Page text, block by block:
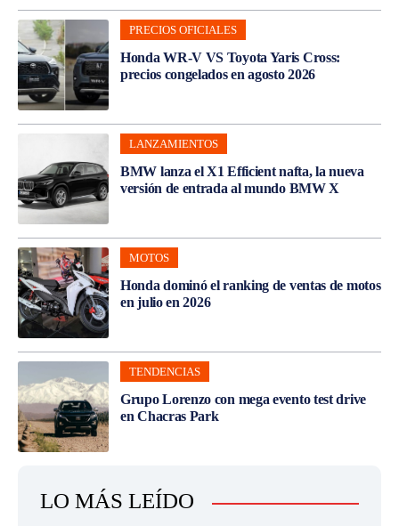
PRECIOS OFICIALES
Honda WR-V VS Toyota Yaris Cross:
precios congelados en agosto 2026
LANZAMIENTOS
BMW lanza el X1 Efficient nafta, la nueva
versión de entrada al mundo BMW X
MOTOS
Honda dominó el ranking de ventas de motos
en julio en 2026
TENDENCIAS
Grupo Lorenzo con mega evento test drive
en Chacras Park
LO MÁS LEÍDO